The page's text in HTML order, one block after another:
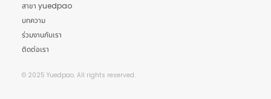
สาขา yuedpao
บทความ
ร่วมงานกับเรา
ติดต่อเรา
© 2025 Yuedpao. All rights reserved.